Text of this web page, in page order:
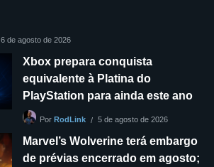
6 de agosto de 2026
Xbox prepara conquista
equivalente à Platina do
PlayStation para ainda este ano
Por RodLink 5 de agosto de 2026
Marvel’s Wolverine terá embargo
de prévias encerrado em agosto;